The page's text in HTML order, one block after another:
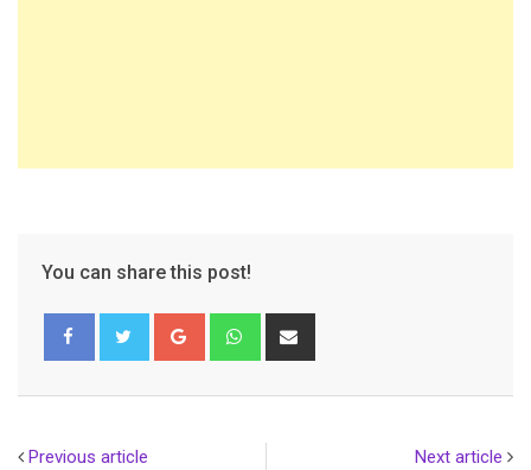
You can share this post!
Google+ Whatsapp
Previous article Next article